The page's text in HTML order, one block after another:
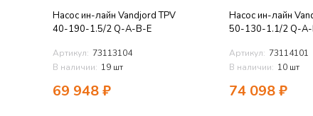
Насос ин-лайн Vandjord TPV
40-190-1.5/2 Q-A-B-E
Артикул: 73113104
В наличии: 19 шт
69 948₽
Насос ин-лайн
50-130-1.1/2 Q-
Артикул: 73114101
В наличии: 10 шт
74 098₽